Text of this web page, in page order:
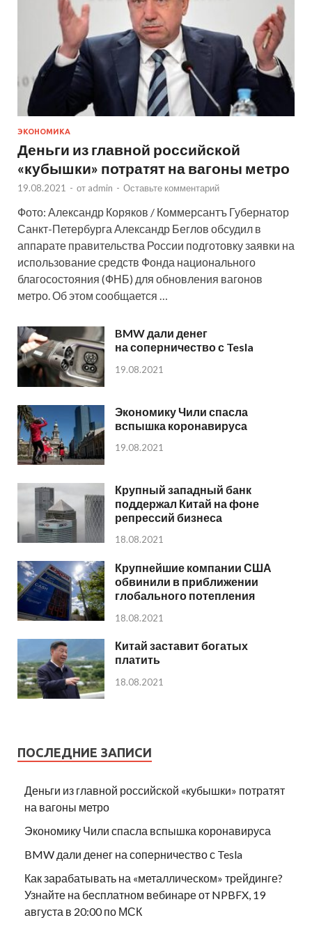
ЭКОНОМИКА
Деньги из главной российской
«кубышки» потратят на вагоны метро
19.08.2021 - от admin - Оставьте комментарий
Фото: Александр Коряков / Коммерсантъ Губернатор
Санкт-Петербурга Александр Беглов обсудил в
аппарате правительства России подготовку заявки на
использование средств Фонда национального
благосостояния (ФНБ) для обновления вагонов
метро. Об этом сообщается …
BMW дали денег
на соперничество с Tesla
19.08.2021
Экономику Чили спасла
вспышка коронавируса
19.08.2021
Крупный западный банк
поддержал Китай на фоне
репрессий бизнеса
18.08.2021
Крупнейшие компании США
обвинили в приближении
глобального потепления
18.08.2021
Китай заставит богатых
платить
18.08.2021
ПОСЛЕДНИЕ ЗАПИСИ
Деньги из главной российской «кубышки» потратят
на вагоны метро
Экономику Чили спасла вспышка коронавируса
BMW дали денег на соперничество с Tesla
Как зарабатывать на «металлическом» трейдинге?
Узнайте на бесплатном вебинаре от NPBFX, 19
августа в 20:00 по МСК